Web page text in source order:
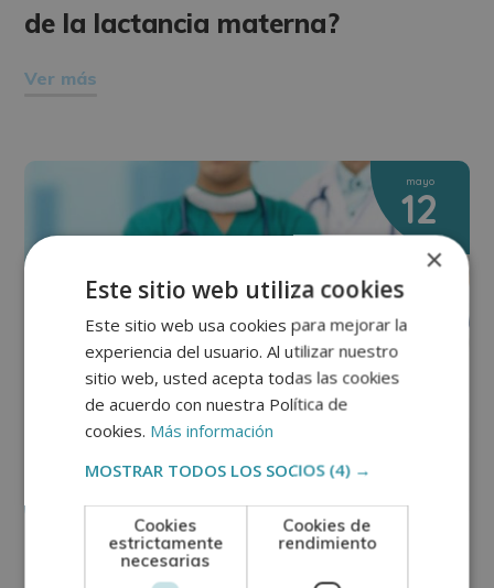
de la lactancia materna?
Ver más
mayo
12
×
Este sitio web utiliza cookies
Este sitio web usa cookies para mejorar la
experiencia del usuario. Al utilizar nuestro
sitio web, usted acepta todas las cookies
de acuerdo con nuestra Política de
cookies. Más información
MOSTRAR TODOS LOS SOCIOS (4) →
Cookies
estrictamente
necesarias
Cookies de
rendimiento